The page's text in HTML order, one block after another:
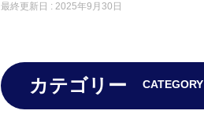
最終更新日 : 2025年9月30日
カテゴリー CATEGORY